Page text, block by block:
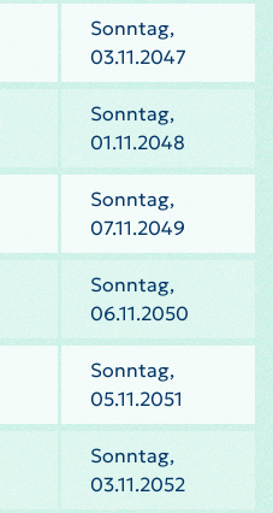
Sonntag,
03.11.2047
Sonntag,
01.11.2048
Sonntag,
07.11.2049
Sonntag,
06.11.2050
Sonntag,
05.11.2051
Sonntag,
03.11.2052